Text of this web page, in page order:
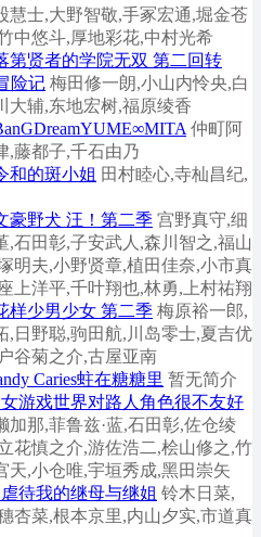
慧士,大野智敬,手冢宏通,堀金苍
中悠斗,厚地彩花,中村光希
第贤者的学院无双 第二回转
险记 梅田修一朗,小山内怜央,白
大辅,东地宏树,福原绫香
仲町阿
,藤都子,千石由乃
和的斑小姐 田村睦心,寺杣昌纪,
豪野犬 汪！第二季 宫野真守,细
,石田彰,子安武人,森川智之,福山
明夫,小野贤章,植田佳奈,小市真
上洋平,千叶翔也,林勇,上村祐翔
样少男少女 第二季 梅原裕一郎,
,日野聪,驹田航,川岛零士,夏吉优
谷菊之介,古屋亚南
Caries蛀在糖糖里 暂无简介
游戏世界对路人角色很不友好
加那,菲鲁兹·蓝,石田彰,佐仓绫
花慎之介,游佐浩二,桧山修之,竹
天,小仓唯,宇垣秀成,黑田崇矢
待我的继母与继姐 铃木日菜,
杏菜,根本京里,内山夕实,市道真